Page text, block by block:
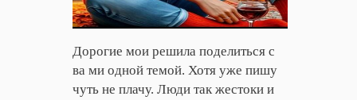
Дорогие мои решила поделиться с
ва ми одной темой. Хотя уже пишу
чуть не плачу. Люди так жестоки и